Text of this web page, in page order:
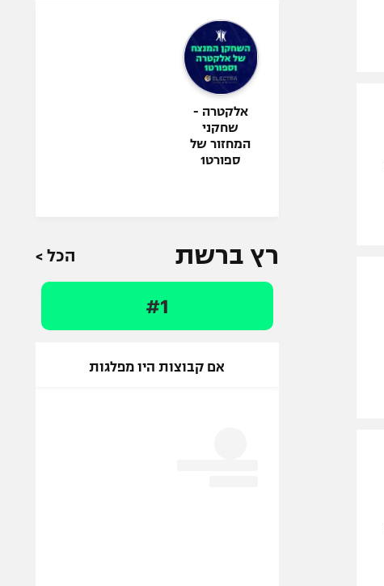
אלקטרה -
שחקני
המחזור של
ספורט1
רץ ברשת הכל >
#1
אם קבוצות היו מפלגות